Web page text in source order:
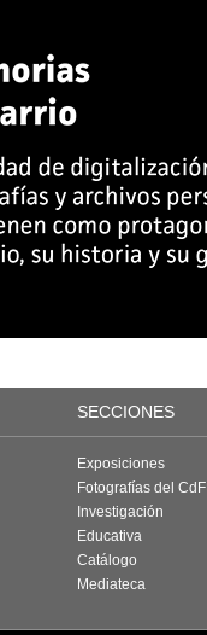
SECCIONES
Exposiciones
Fotografías del CdF
Investigación
Educativa
Catálogo
Mediateca